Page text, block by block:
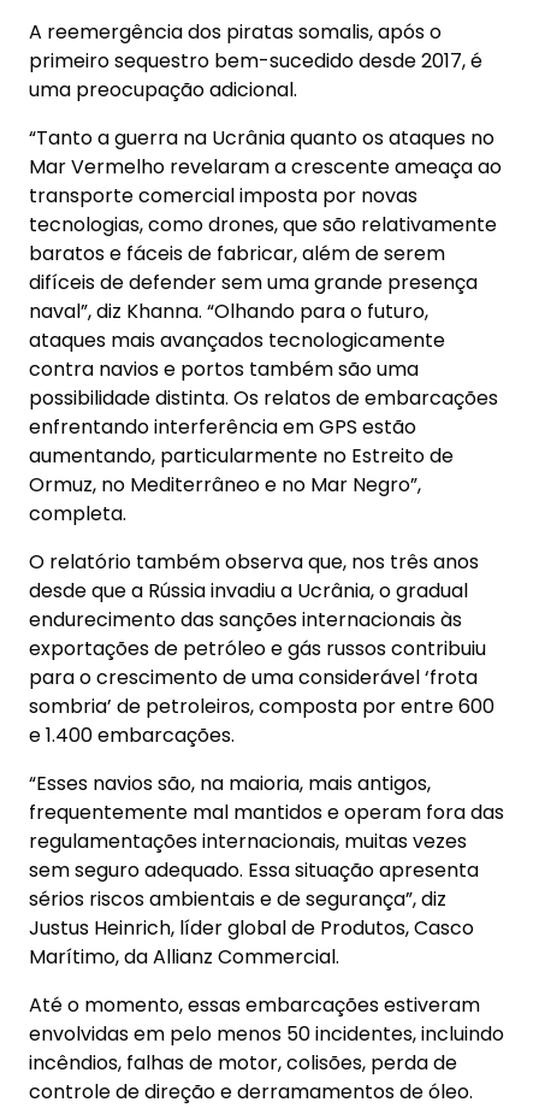
A reemergência dos piratas somalis, após o
primeiro sequestro bem-sucedido desde 2017, é
uma preocupação adicional.
“Tanto a guerra na Ucrânia quanto os ataques no
Mar Vermelho revelaram a crescente ameaça ao
transporte comercial imposta por novas
tecnologias, como drones, que são relativamente
baratos e fáceis de fabricar, além de serem
difíceis de defender sem uma grande presença
naval”, diz Khanna. “Olhando para o futuro,
ataques mais avançados tecnologicamente
contra navios e portos também são uma
possibilidade distinta. Os relatos de embarcações
enfrentando interferência em GPS estão
aumentando, particularmente no Estreito de
Ormuz, no Mediterrâneo e no Mar Negro”,
completa.
O relatório também observa que, nos três anos
desde que a Rússia invadiu a Ucrânia, o gradual
endurecimento das sanções internacionais às
exportações de petróleo e gás russos contribuiu
para o crescimento de uma considerável ‘frota
sombria’ de petroleiros, composta por entre 600
e 1.400 embarcações.
“Esses navios são, na maioria, mais antigos,
frequentemente mal mantidos e operam fora das
regulamentações internacionais, muitas vezes
sem seguro adequado. Essa situação apresenta
sérios riscos ambientais e de segurança”, diz
Justus Heinrich, líder global de Produtos, Casco
Marítimo, da Allianz Commercial.
Até o momento, essas embarcações estiveram
envolvidas em pelo menos 50 incidentes, incluindo
incêndios, falhas de motor, colisões, perda de
controle de direção e derramamentos de óleo.